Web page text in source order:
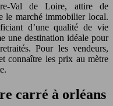
le marché immobilier local.
d’une qualité de vie
une destination idéale pour
Pour les vendeurs,
connaître les prix au mètre
carré à orléans